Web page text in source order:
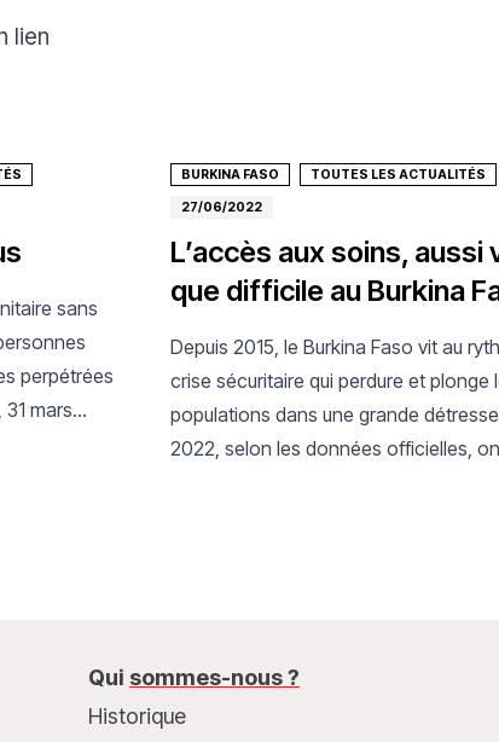
lien
sans
perpétrées
mars
BURKINA FASO TOUTES LES ACTUALITÉS
27/06/2022
L’accès aux soins, aussi
que difficile au Burkina
Depuis 2015, le Burkina Faso vit au
crise sécuritaire qui perdure et plonge
populations dans une grande
2022, selon les données officielles,
financements vont de pair.
Qui sommes-nous ?
Historique